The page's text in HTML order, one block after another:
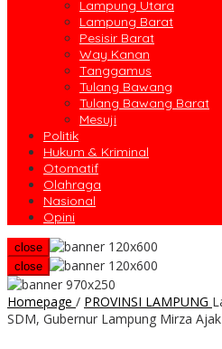
Lampung Utara
Lampung Barat
Pesisir Barat
Way Kanan
Tanggamus
Tulang Bawang
Tulang Bawang Barat
Mesuji
Politik
Hukum & Kriminal
Otomatif
Olahraga
Nasional
Opini
close
close
Homepage / PROVINSI LAMPUNG
SDM, Gubernur Lampung Mirza